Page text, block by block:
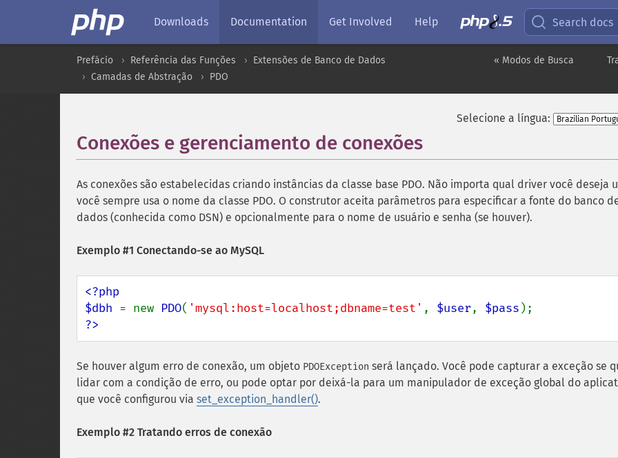
Downloads Documentation Get Involved Help Search docs
« Modos de Busca
Prefácio Referência das Funções
Extensões de Banco de Dados
Camadas de Abstração
PDO
Selecione a língua:
Conexões e gerenciamento de conexões
As conexões são estabelecidas criando instâncias da classe base PDO. Não importa qual driver você deseja
você sempre usa o nome da classe PDO. O construtor aceita parâmetros para especificar a fonte do banco
dados (conhecida como DSN) e opcionalmente para o nome de usuário e senha (se houver).
Exemplo #1 Conectando-se ao MySQL
<?php
$dbh = new PDO( 'mysql:host=localhost;dbname=test' , $user, $pass
?>
Se houver algum erro de conexão, um objeto PDOException será lançado. Você pode capturar a exceção se
lidar com a condição de erro, ou pode optar por deixá-la para um manipulador de exceção global do
que você configurou via set_exception_handler().
Exemplo #2 Tratando erros de conexão